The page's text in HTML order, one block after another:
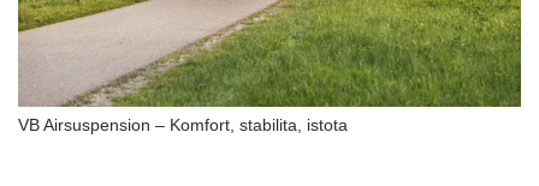
VB Airsuspension – Komfort, stabilita, istota